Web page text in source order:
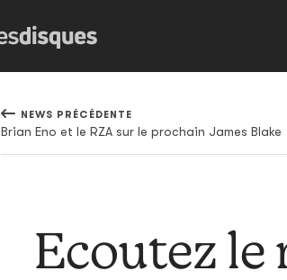
NEWS PRÉCÉDENTE
Brian Eno et le RZA sur le prochain James Blake
Ecoutez le